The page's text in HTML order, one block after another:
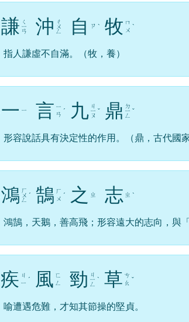
謙 ㄑ
ㄧ
ㄢ 沖 ㄔ
ㄨ
ㄥ 自 ㄗ ˋ 牧 ㄇ
ㄨ ˋ
指人謙虛不自滿。（牧，養）
一 ㄧ 言 ㄧ
ㄢ ˊ 九 ㄐ
ㄧ
ㄡ
ˇ 鼎 ㄉ
ㄧ
ㄥ
ˇ
形容說話具有決定性的作用。（鼎，古代國
鴻 ㄏ
ㄨ
ㄥ
ˊ 鵠 ㄏ
ㄨ ˊ 之 ㄓ 志 ㄓ ˋ
鴻鵠，天鵝，善高飛；形容遠大的志向，與
疾 ㄐ
ㄧ ˊ 風 ㄈ
ㄥ
勁 ㄐ
ㄧ
ㄥ
ˋ 草 ㄘ
ㄠ ˇ
喻遭遇危難，才知其節操的堅貞。